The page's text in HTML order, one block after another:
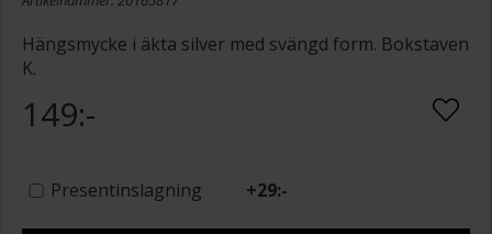
Hängsmycke i äkta silver med svängd form. Bokstaven
K.
149:-
Presentinslagning +29:-